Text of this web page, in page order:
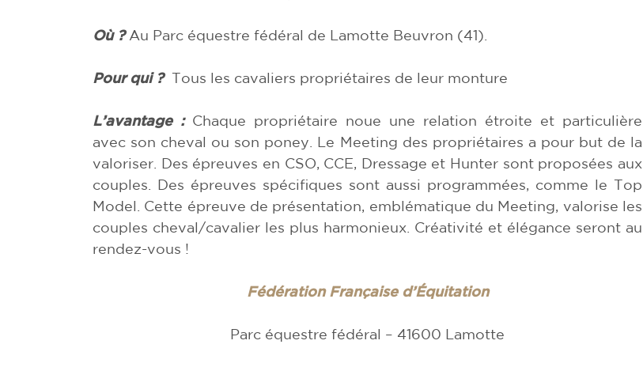
Où ? Au Parc équestre fédéral de Lamotte Beuvron (41).
Pour qui ? Tous les cavaliers propriétaires de leur monture
L’avantage : Chaque propriétaire noue une relation étroite et particulière
avec son cheval ou son poney. Le Meeting des propriétaires a pour but de la
valoriser. Des épreuves en CSO, CCE, Dressage et Hunter sont proposées aux
couples. Des épreuves spécifiques sont aussi programmées, comme le Top
Model. Cette épreuve de présentation, emblématique du Meeting, valorise les
couples cheval/cavalier les plus harmonieux. Créativité et élégance seront au
rendez-vous !
Fédération Française d’Équitation
Parc équestre fédéral – 41600 Lamotte